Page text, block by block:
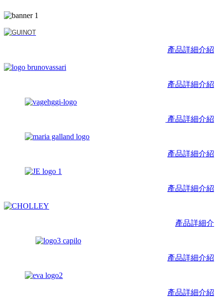
產品詳細介紹
產品詳細介紹
產品詳細介紹
產品詳細介紹
產品詳細介紹
產品詳細介
產品詳細介紹
產品詳細介紹